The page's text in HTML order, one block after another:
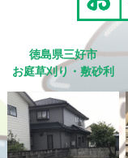
徳島県三好市
お庭草刈り・敷砂利